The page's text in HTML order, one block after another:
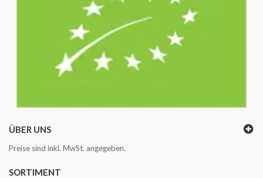
ÜBER UNS
Preise sind inkl. MwSt. angegeben.
SORTIMENT